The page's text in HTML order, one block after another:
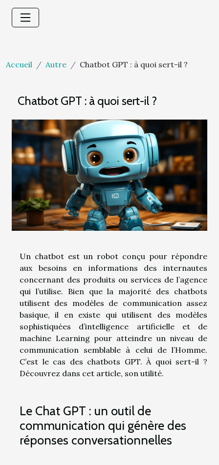
Accueil Autre Chatbot GPT : à quoi sert-il ?
Chatbot GPT : à quoi sert-il ?
Un chatbot est un robot conçu pour répondre
aux besoins en informations des internautes
concernant des produits ou services de l’agence
qui l’utilise. Bien que la majorité des chatbots
utilisent des modèles de communication assez
basique, il en existe qui utilisent des modèles
sophistiquées d’intelligence artificielle et de
machine Learning pour atteindre un niveau de
communication semblable à celui de l’Homme.
C’est le cas des chatbots GPT. À quoi sert-il ?
Découvrez dans cet article, son utilité.
Le Chat GPT : un outil de
communication qui génère des
réponses conversationnelles